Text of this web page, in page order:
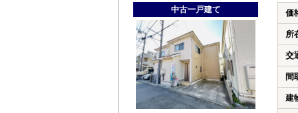
中古一戸建て 価
所
交
間
建